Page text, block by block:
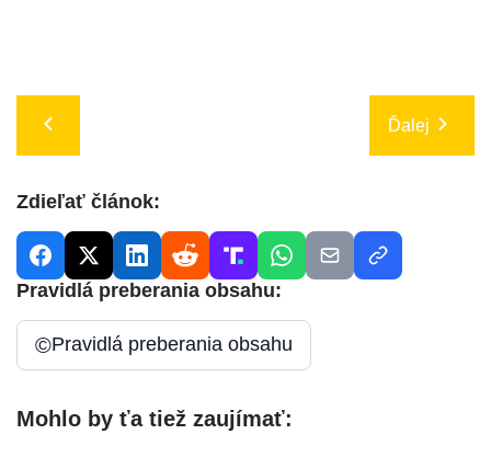
Ďalej
Zdieľať článok:
Pravidlá preberania obsahu:
©Pravidlá preberania obsahu
Mohlo by ťa tiež zaujímať: